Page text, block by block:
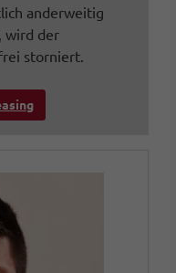
anderweitig
wird der
storniert.